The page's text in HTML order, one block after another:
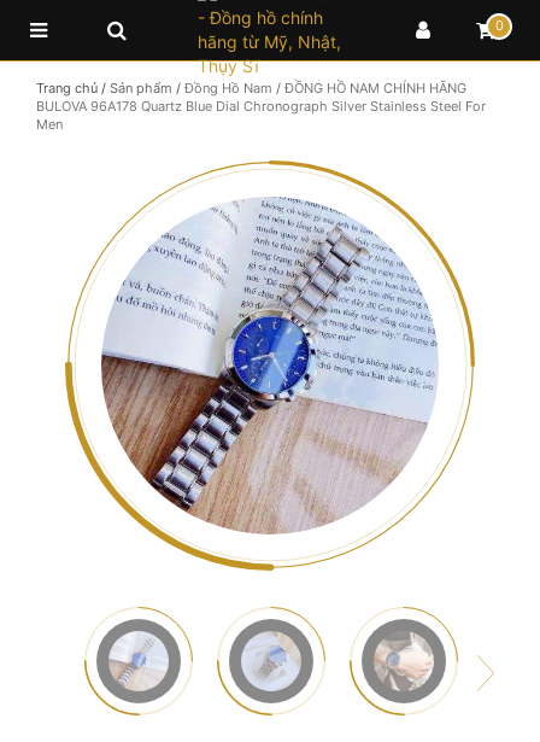
0
Trang chủ / Sản phẩm / Đồng Hồ Nam / ĐỒNG HỒ NAM CHÍNH HÃNG
BULOVA 96A178 Quartz Blue Dial Chronograph Silver Stainless Steel For
Men